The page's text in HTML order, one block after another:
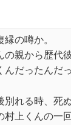
の噂か。
の親から歴代
だったんだっ
別れる時、死
村上くんの一